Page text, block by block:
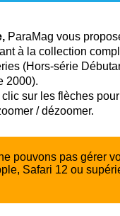
ParaMag vous
à la collection
(Hors-série
2000).
clic sur les flèches
/ dézoomer.
pouvons pas gérer
Safari 12 ou